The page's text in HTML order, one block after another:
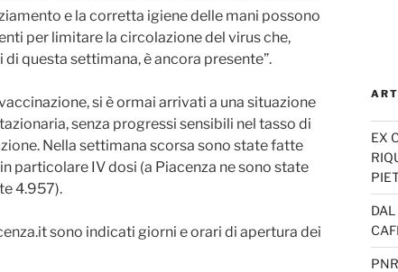
e la corretta igiene delle mani possono
per limitare la circolazione del virus che,
questa settimana, è ancora presente”.
si è ormai arrivati a una situazione
senza progressi sensibili nel tasso di
Nella settimana scorsa sono state fatte
particolare IV dosi (a Piacenza ne sono state
4.957).
sono indicati giorni e orari di apertura dei
EX